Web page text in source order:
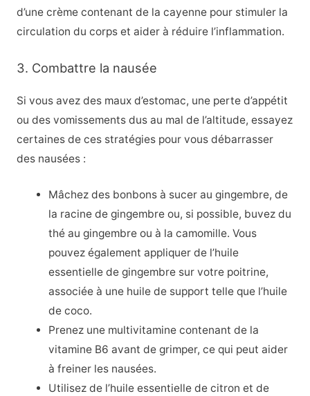
d’une crème contenant de la cayenne pour stimuler la
circulation du corps et aider à réduire l’inflammation.
3. Combattre la nausée
Si vous avez des maux d’estomac, une perte d’appétit
ou des vomissements dus au mal de l’altitude, essayez
certaines de ces stratégies pour vous débarrasser
des nausées :
Mâchez des bonbons à sucer au gingembre, de
la racine de gingembre ou, si possible, buvez du
thé au gingembre ou à la camomille. Vous
pouvez également appliquer de l’huile
essentielle de gingembre sur votre poitrine,
associée à une huile de support telle que l’huile
de coco.
Prenez une multivitamine contenant de la
vitamine B6 avant de grimper, ce qui peut aider
à freiner les nausées.
Utilisez de l’huile essentielle de citron et de